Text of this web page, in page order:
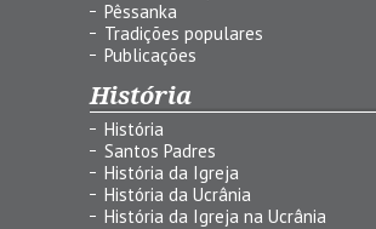
Pêssanka
Tradições populares
Publicações
História
História
Santos Padres
História da Igreja
História da Ucrânia
História da Igreja na Ucrânia